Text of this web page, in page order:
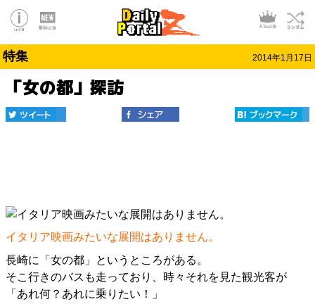
特集 2014年1月17日
「女の都」探訪
イタリア映画みたいな展開はありません。
長崎に「女の都」というところがある。
そこ行きのバスも走っており、時々それを見た観光客が
「あれ何？あれに乗りたい！」